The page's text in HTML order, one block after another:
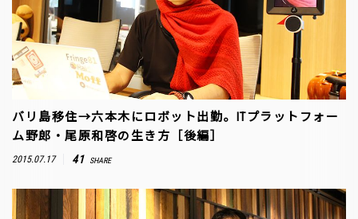
バリ島移住→六本木にロボット出勤。ITプラットフォー
ム野郎・尾原和啓の生き方［後編］
2015.07.17 41 SHARE